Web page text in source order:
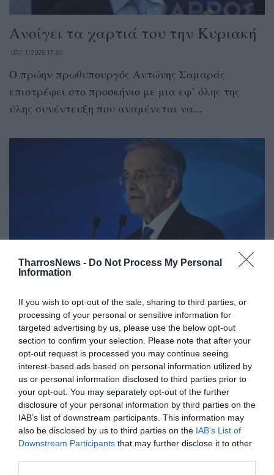
TharrosNews - Do Not Process My Personal
Information
If you wish to opt-out of the sale, sharing to third parties, or
processing of your personal or sensitive information for
targeted advertising by us, please use the below opt-out
section to confirm your selection. Please note that after your
opt-out request is processed you may continue seeing
interest-based ads based on personal information utilized by
us or personal information disclosed to third parties prior to
your opt-out. You may separately opt-out of the further
disclosure of your personal information by third parties on the
IAB’s list of downstream participants. This information may
also be disclosed by us to third parties on the IAB’s List of
Downstream Participants that may further disclose it to other
Ανοίγει τα χαρτιά του την Κυριακή
07/11/2025 17:20
Ο πρώην πρωθυπουργός Αντώνης Σαμαράς
επιστρέφει στο προσκήνιο με μια εφ’ όλης της
ύλης συνέντευξη που αναμένεται να...
Νέα δημόσια παρέμβαση «εφ’ όλης
της ύλης» από τον Αντώνη Σαμαρά
03/11/2025 11:21
Ζήτημα λίγων ημερών θεωρείται η δημόσια
επανεμφάνιση του πρώην πρωθυπουργού Αντώνη
Σαμαρά, σύμφωνα με δημοσίευμα του
«Βηματοδότη». Όπως...